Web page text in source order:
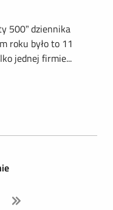
500” dziennika
roku było to 11
jednej firmie...